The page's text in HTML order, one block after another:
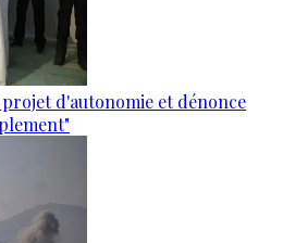
d'autonomie et dénonce